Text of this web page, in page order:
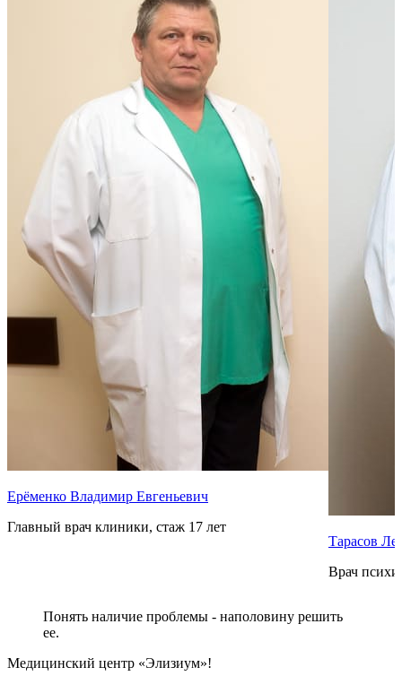
Ерёменко Владимир Евгеньевич
Главный врач клиники, стаж 17 лет
Тарасов
Врач
Понять наличие проблемы - наполовину решить
ее.
Медицинский центр «Элизиум»!